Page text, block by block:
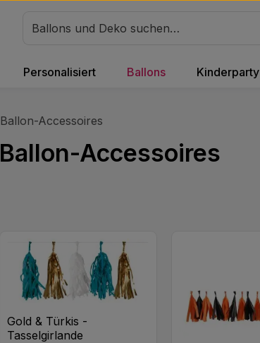
Personalisiert Ballons Kinderparty
Ballon-Accessoires
Ballon-Accessoires
Gold & Türkis -
Tasselgirlande